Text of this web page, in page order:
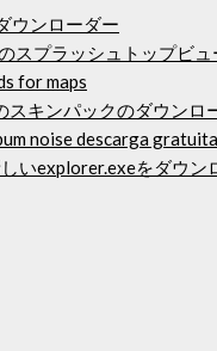
ウンローダー
スプラッシュトップビュ
for maps
スキンパックのダウンロ
noise descarga gratuita
いexplorer.exeをダウン